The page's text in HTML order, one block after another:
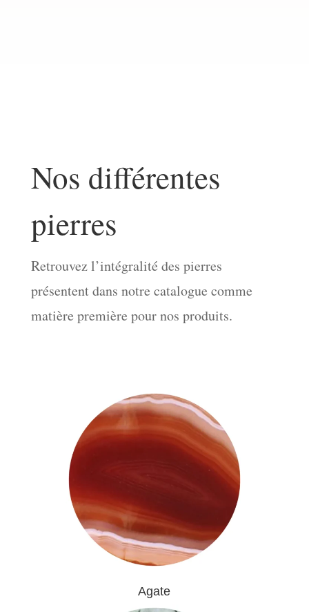
Nos différentes
pierres
Retrouvez l’intégralité des pierres
présentent dans notre catalogue comme
matière première pour nos produits.
Agate